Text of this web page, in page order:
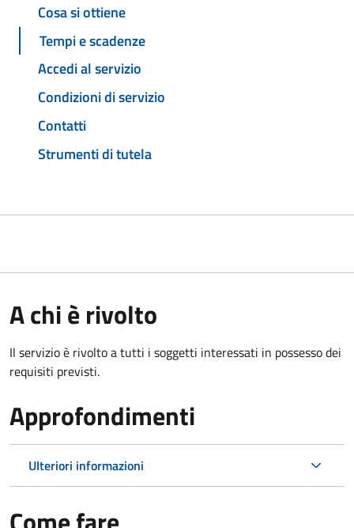
Cosa si ottiene
Tempi e scadenze
Accedi al servizio
Condizioni di servizio
Contatti
Strumenti di tutela
A chi è rivolto
Il servizio è rivolto a tutti i soggetti interessati in possesso dei
requisiti previsti.
Approfondimenti
Ulteriori informazioni